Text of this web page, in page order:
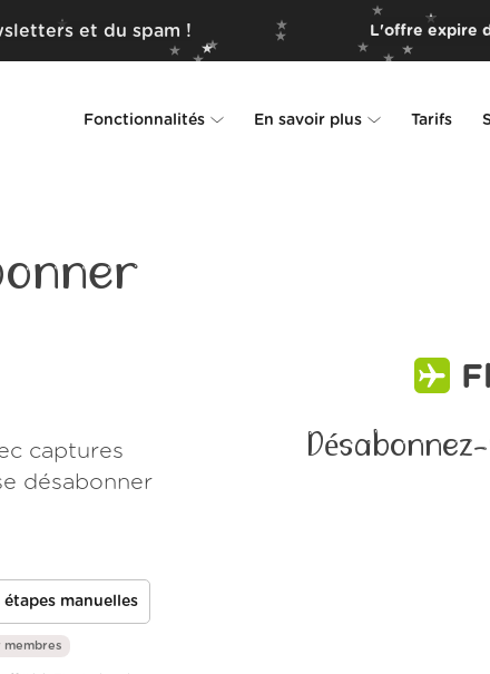
et du spam ! L'offre expire
Fonctionnalités En savoir plus Tarifs
captures
désabonner
étapes manuelles
membres